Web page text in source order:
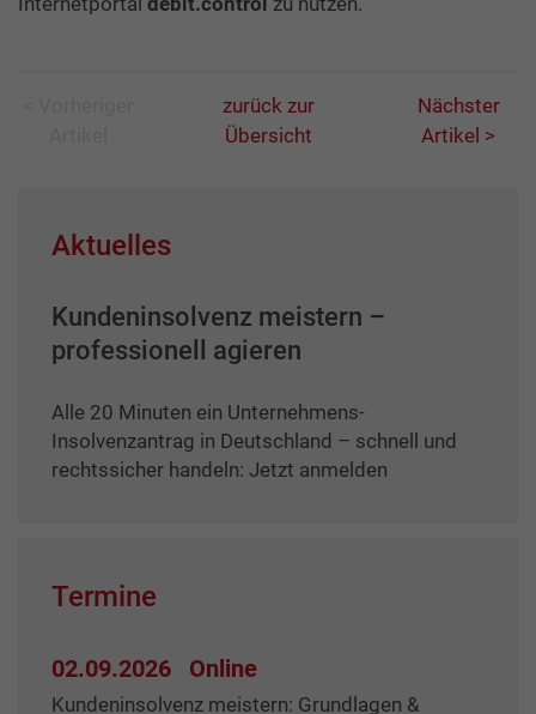
zurück zur
Übersicht
Nächster
Artikel >
Aktuelles
Kundeninsolvenz meistern –
professionell agieren
Alle 20 Minuten ein Unternehmens-
Insolvenzantrag in Deutschland – schnell und
rechtssicher handeln: Jetzt anmelden
Termine
02.09.2026 Online
Kundeninsolvenz meistern: Grundlagen &